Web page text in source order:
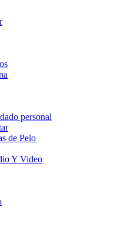
personal
de Pelo
Y Video